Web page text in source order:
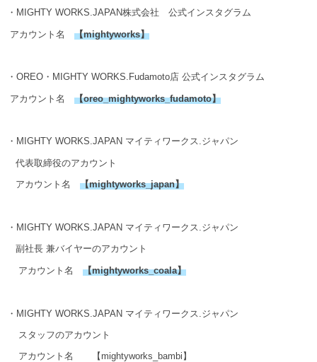
・MIGHTY WORKS.JAPAN株式会社 公式インスタグラム
アカウント名 【mightyworks】
・OREO・MIGHTY WORKS.Fudamoto店 公式インスタグラム
アカウント名 【oreo_mightyworks_fudamoto】
・MIGHTY WORKS.JAPAN マイティワークス.ジャパン
代表取締役のアカウント
アカウント名 【mightyworks_japan】
・MIGHTY WORKS.JAPAN マイティワークス.ジャパン
副社長 兼バイヤーのアカウント
アカウント名 【mightyworks_coala】
・MIGHTY WORKS.JAPAN マイティワークス.ジャパン
スタッフのアカウント
アカウント名 【mightyworks_bambi】